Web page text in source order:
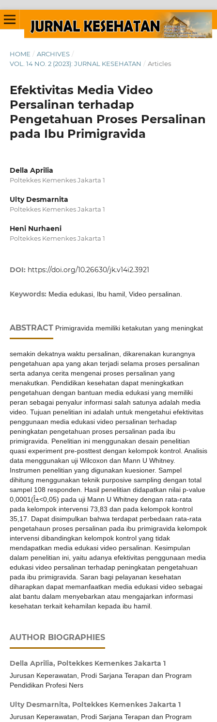
HOME / ARCHIVES /
VOL. 14 NO. 2 (2023): JURNAL KESEHATAN / Articles
Efektivitas Media Video
Persalinan terhadap
Pengetahuan Proses Persalinan
pada Ibu Primigravida
Della Aprilia
Poltekkes Kemenkes Jakarta 1
Ulty Desmarnita
Poltekkes Kemenkes Jakarta 1
Heni Nurhaeni
Poltekkes Kemenkes Jakarta 1
DOI: https://doi.org/10.26630/jk.v14i2.3921
Keywords: Media edukasi, Ibu hamil, Video persalinan.
ABSTRACTPrimigravida memiliki ketakutan yang meningkat
semakin dekatnya waktu persalinan, dikarenakan kurangnya
pengetahuan apa yang akan terjadi selama proses persalinan
serta adanya cerita mengenai proses persalinan yang
menakutkan. Pendidikan kesehatan dapat meningkatkan
pengetahuan dengan bantuan media edukasi yang memiliki
peran sebagai penyalur informasi salah satunya adalah media
video. Tujuan penelitian ini adalah untuk mengetahui efektivitas
penggunaan media edukasi video persalinan terhadap
peningkatan pengetahuan proses persalinan pada ibu
primigravida. Penelitian ini menggunakan desain penelitian
quasi experiment pre-posttest dengan kelompok kontrol. Analisis
data menggunakan uji Wilcoxon dan Mann U Whitney.
Instrumen penelitian yang digunakan kuesioner. Sampel
dihitung menggunakan teknik purposive sampling dengan total
sampel 108 responden. Hasil penelitian didapatkan nilai p-value
0,0001(Î±<0,05) pada uji Mann U Whitney dengan rata-rata
pada kelompok intervensi 73,83 dan pada kelompok kontrol
35,17. Dapat disimpulkan bahwa terdapat perbedaan rata-rata
pengetahaun proses persalinan pada ibu primigravida kelompok
intervensi dibandingkan kelompok kontrol yang tidak
mendapatkan media edukasi video persalinan. Kesimpulan
dalam penelitian ini, yaitu adanya efektivitas penggunaan media
edukasi video persalinan terhadap peningkatan pengetahuan
pada ibu primigravida. Saran bagi pelayanan kesehatan
diharapkan dapat memanfaatkan media edukasi video sebagai
alat bantu dalam menyebarkan atau mengajarkan informasi
kesehatan terkait kehamilan kepada ibu hamil.
AUTHOR BIOGRAPHIES
Della Aprilia, Poltekkes Kemenkes Jakarta 1
Jurusan Keperawatan, Prodi Sarjana Terapan dan Program
Pendidikan Profesi Ners
Ulty Desmarnita, Poltekkes Kemenkes Jakarta 1
Jurusan Keperawatan, Prodi Sarjana Terapan dan Program